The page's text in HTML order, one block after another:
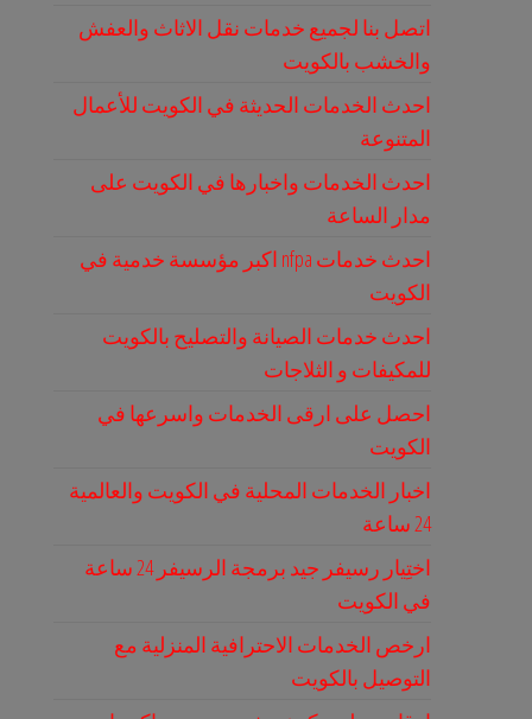
اتصل بنا لجميع خدمات نقل الاثاث والعفش
والخشب بالكويت
احدث الخدمات الحديثة في الكويت للأعمال
المتنوعة
احدث الخدمات واخبارها في الكويت على
مدار الساعة
احدث خدمات nfpa اكبر مؤسسة خدمية في
الكويت
احدث خدمات الصيانة والتصليح بالكويت
للمكيفات و الثلاجات
احصل على ارقى الخدمات واسرعها في
الكويت
اخبار الخدمات المحلية في الكويت والعالمية
24 ساعة
اختِيار رسيفر جيد برمجة الرسيفر 24 ساعة
في الكويت
ارخص الخدمات الاحترافية المنزلية مع
التوصيل بالكويت